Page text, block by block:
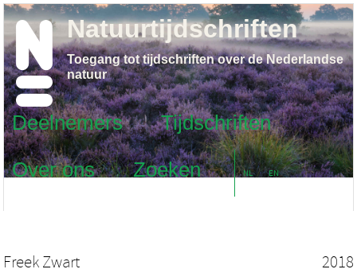
Deelnemers
Tijdschriften
Over ons
Zoeken NL EN
Natuurtijdschriften
Toegang tot tijdschriften over de Nederlandse
natuur
Freek Zwart 2018